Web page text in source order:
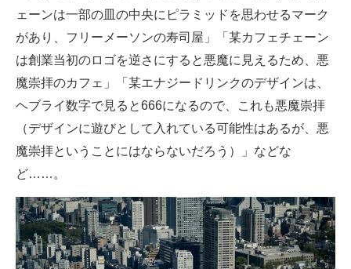
ェーンは一部の皿の中央にピラミッドを思わせるマーク
があり、フリーメーソンの寿司屋」「某カフェチェーン
は創業当初のロゴを逆さにすると悪魔に見えるため、悪
魔崇拝のカフェ」「某エナジードリンクのデザインは、
ヘブライ数字で見ると666になるので、これも悪魔崇拝
（デザインに遊びとして入れている可能性はあるが、悪
魔崇拝ということにはならないだろう）」などな
ど……。